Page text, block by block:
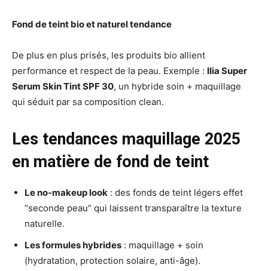
Fond de teint bio et naturel tendance
De plus en plus prisés, les produits bio allient
performance et respect de la peau. Exemple : Ilia Super
Serum Skin Tint SPF 30, un hybride soin + maquillage
qui séduit par sa composition clean.
Les tendances maquillage 2025
en matière de fond de teint
Le no-makeup look : des fonds de teint légers effet
“seconde peau” qui laissent transparaître la texture
naturelle.
Les formules hybrides : maquillage + soin
(hydratation, protection solaire, anti-âge).